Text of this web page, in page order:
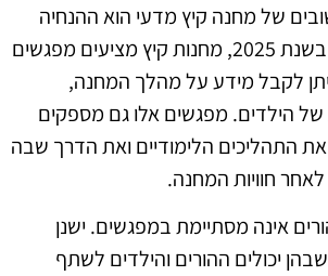
של מחנה קיץ מדעי הוא ההנחיה
שמקבלים ההורים. בשנת 2025, מחנות קיץ מציעים מפגשים
לקבל מידע על מהלך המחנה,
הילדים. מפגשים אלו גם מספקים
את התהליכים הלימודיים ואת הדרך שבה
חוויות המחנה.
אינה מסתיימת במפגשים. ישנן
יכולים ההורים והילדים לשתף